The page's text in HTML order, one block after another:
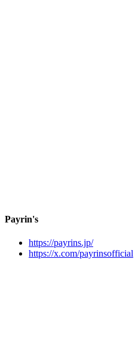
Payrin's
https://payrins.jp/
https://x.com/payrinsofficial